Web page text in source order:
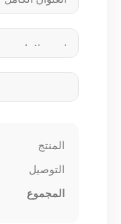
المنتج
التوصيل
المجموع